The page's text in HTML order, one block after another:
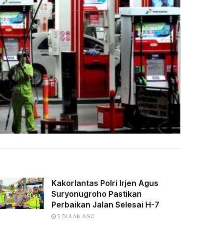
Kakorlantas Polri Irjen Agus
Suryonugroho Pastikan
Perbaikan Jalan Selesai H-7
5 BULAN AGO